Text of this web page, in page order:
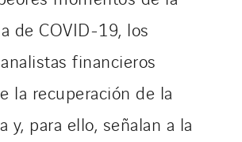
de COVID-19, los
financieros
la recuperación de la
y, para ello, señalan a la